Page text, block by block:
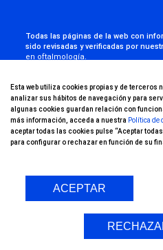
Todas las páginas de la web con
sido revisadas y verificadas por
en oftalmología.
Esta web utiliza cookies propias y de
analizar sus hábitos de navegación y para
algunas cookies guardan relación con
más información, acceda a nuestra Política de
aceptar todas las cookies pulse “Aceptar
para configurar o rechazar en función de su
ACEPTAR